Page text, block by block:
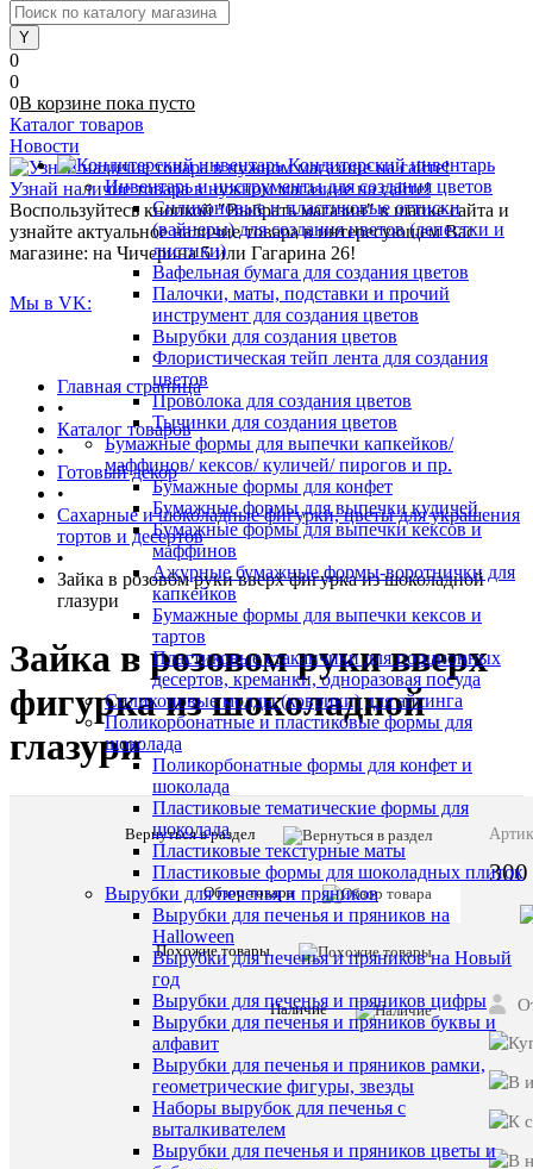
0
0
0В корзине пока пусто
Каталог товаров
Кондитерский инвентарь
Инвентарь и инструменты для создания цветов
Силиконовые и пластиковые оттиски
(вайнеры) для создания цветов (лепестки и
листики)
Вафельная бумага для создания цветов
Палочки, маты, подставки и прочий
инструмент для создания цветов
Вырубки для создания цветов
Флористическая тейп лента для создания
цветов
Проволока для создания цветов
Тычинки для создания цветов
Бумажные формы для выпечки капкейков/
маффинов/ кексов/ куличей/ пирогов и пр.
Бумажные формы для конфет
Бумажные формы для выпечки куличей
Бумажные формы для выпечки кексов и
маффинов
Ажурные бумажные формы-воротнички для
капкейков
Бумажные формы для выпечки кексов и
тартов
Пластиковые стаканчики для порционных
десертов, креманки, одноразовая посуда
Силиконовые молды (коврики) для айсинга
Поликорбонатные и пластиковые формы для
шоколада
Поликорбонатные формы для конфет и
шоколада
Пластиковые тематические формы для
шоколада
Пластиковые текстурные маты
Пластиковые формы для шоколадных плиток
Вырубки для печенья и пряников
Вырубки для печенья и пряников на
Halloween
Вырубки для печенья и пряников на Новый
год
Вырубки для печенья и пряников цифры
Вырубки для печенья и пряников буквы и
алфавит
Вырубки для печенья и пряников рамки,
геометрические фигуры, звезды
Наборы вырубок для печенья с
выталкивателем
Вырубки для печенья и пряников цветы и
Новости
Узнай наличие товара в нужном магазине на сайте!
Воспользуйтесь кнопкой "Выбрать магазин" в шапке сайта и
узнайте актуальное наличие товара в интересующем Вас
магазине: на Чичерина 5 или Гагарина 26!
Мы в VK:
Главная страница
•
Каталог товаров
•
Готовый декор
•
Сахарные и шоколадные фигурки, цветы для украшения
тортов и десертов
•
Зайка в розовом руки вверх фигурка из шоколадной
глазури
Зайка в розовом руки вверх
фигурка из шоколадной
глазури
Вернуться в раздел
Обзор товара
Похожие товары
Наличие
9см
Все
Сахар,
сухое
молоко